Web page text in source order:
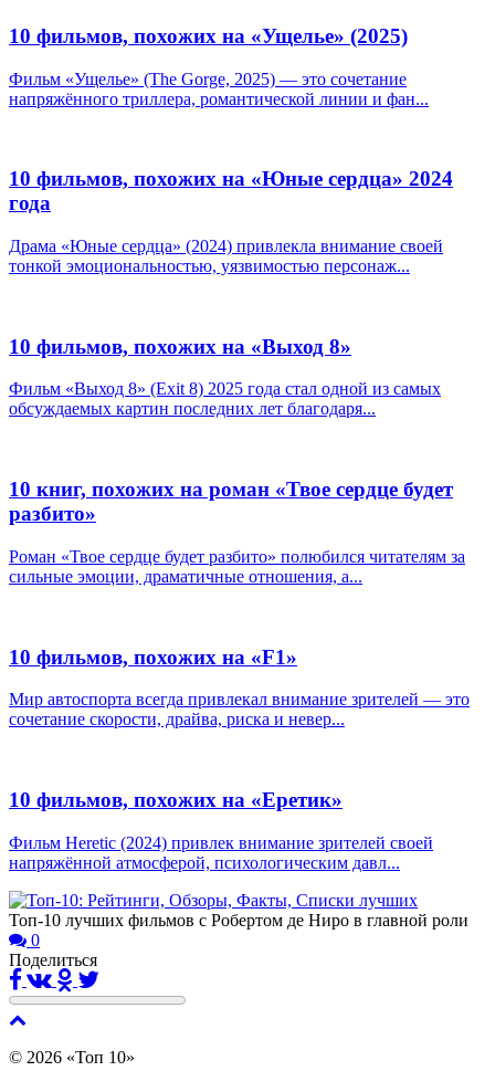
10 фильмов, похожих на «Ущелье» (2025)
Фильм «Ущелье» (The Gorge, 2025) — это сочетание
напряжённого триллера, романтической линии и фан...
10 фильмов, похожих на «Юные сердца» 2024
года
Драма «Юные сердца» (2024) привлекла внимание своей
тонкой эмоциональностью, уязвимостью персонаж...
10 фильмов, похожих на «Выход 8»
Фильм «Выход 8» (Exit 8) 2025 года стал одной из самых
обсуждаемых картин последних лет благодаря...
10 книг, похожих на роман «Твое сердце будет
разбито»
Роман «Твое сердце будет разбито» полюбился читателям за
сильные эмоции, драматичные отношения, а...
10 фильмов, похожих на «F1»
Мир автоспорта всегда привлекал внимание зрителей — это
сочетание скорости, драйва, риска и невер...
10 фильмов, похожих на «Еретик»
Фильм Heretic (2024) привлек внимание зрителей своей
напряжённой атмосферой, психологическим давл...
Топ-10 лучших фильмов с Робертом де Ниро в главной роли
0
Поделиться
© 2026 «Топ 10»